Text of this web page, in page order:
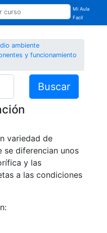
Mi Aula
Facil
ambiente
y funcionamiento
Buscar
variedad de
se diferencian unos
y las
a las condiciones